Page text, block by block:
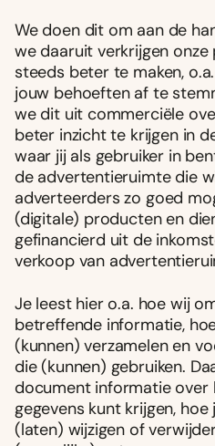
We doen dit om aan de
we daaruit verkrijgen
steeds beter te maken,
jouw behoeften af te
we dit uit commerciële
beter inzicht te krijgen in
waar jij als gebruiker in
de advertentieruimte die
adverteerders zo goed
(digitale) producten en
gefinancierd uit de
verkoop van
Je leest hier o.a. hoe wij
betreffende informatie,
(kunnen) verzamelen en
die (kunnen) gebruiken.
document informatie over
gegevens kunt krijgen,
(laten) wijzigen of